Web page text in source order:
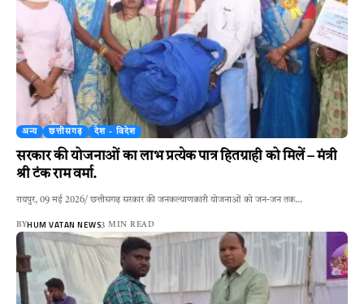
अन्य छत्तीसगढ़ देश - विदेश
सरकार की योजनाओं का लाभ प्रत्येक पात्र हितग्राही को मिलें – मंत्री
श्री टंक राम वर्मा.
​रायपुर, 09 मई 2026/ छत्तीसगढ़ सरकार की जनकल्याणकारी योजनाओं को जन-जन तक…
BYHUM VATAN NEWS3 MIN READ